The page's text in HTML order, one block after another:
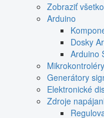
Zobraziť
Arduino
Dosky
Arduino
Generátory
Elektronické
Zdroje